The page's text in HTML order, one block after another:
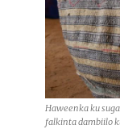
Haweenka ku
falkinta dambiilo